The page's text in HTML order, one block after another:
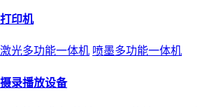
打印机
激光多功能一体机 喷墨多功能一体机
摄录播放设备